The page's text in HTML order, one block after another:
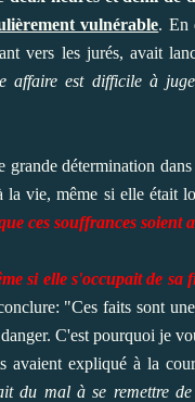
vulnérable. En
vers les jurés, avait
affaire est difficile à
détermination
vie, même si elle était
ces souffrances soient
si elle s'occupait de
"Ces faits sont
C'est pourquoi je
avaient expliqué à la
du mal à se remettre